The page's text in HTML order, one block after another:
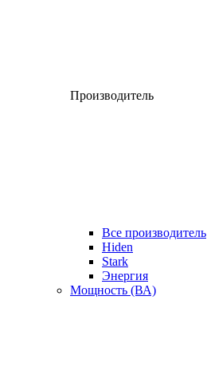
Производитель
Все производитель
Hiden
Stark
Энергия
Мощность (ВА)